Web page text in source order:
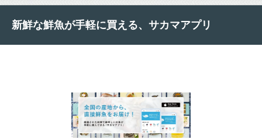
新鮮な鮮魚が手軽に買える、サカマアプリ